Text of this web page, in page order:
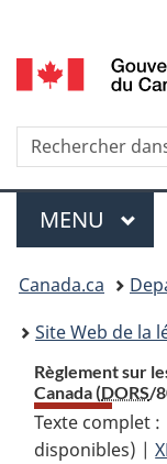
Menu
MENU
You
are
here:
Canada.ca
Site Web de la
Règlement sur
Canada (DORS/
Texte complet :
disponibles) |